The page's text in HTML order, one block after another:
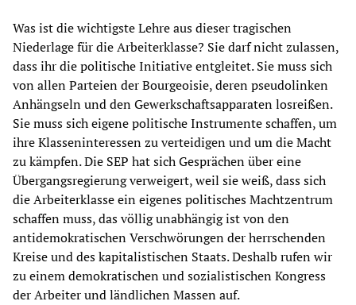
Was ist die wichtigste Lehre aus dieser tragischen
Niederlage für die Arbeiterklasse? Sie darf nicht zulassen,
dass ihr die politische Initiative entgleitet. Sie muss sich
von allen Parteien der Bourgeoisie, deren pseudolinken
Anhängseln und den Gewerkschaftsapparaten losreißen.
Sie muss sich eigene politische Instrumente schaffen, um
ihre Klasseninteressen zu verteidigen und um die Macht
zu kämpfen. Die SEP hat sich Gesprächen über eine
Übergangsregierung verweigert, weil sie weiß, dass sich
die Arbeiterklasse ein eigenes politisches Machtzentrum
schaffen muss, das völlig unabhängig ist von den
antidemokratischen Verschwörungen der herrschenden
Kreise und des kapitalistischen Staats. Deshalb rufen wir
zu einem demokratischen und sozialistischen Kongress
der Arbeiter und ländlichen Massen auf.